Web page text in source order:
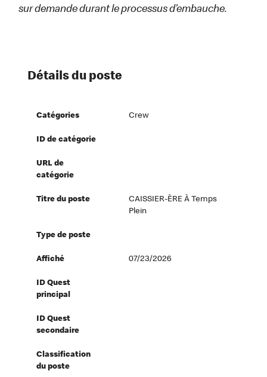
sur demande durant le processus d’embauche.
Détails du poste
Catégories Crew
ID de catégorie
URL de
catégorie
Titre du poste
CAISSIER-ÈRE À Temps
Plein
Type de poste
Affiché 07/23/2026
ID Quest
principal
ID Quest
secondaire
Classification
du poste